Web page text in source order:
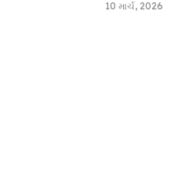
10 માર્ચ, 2026